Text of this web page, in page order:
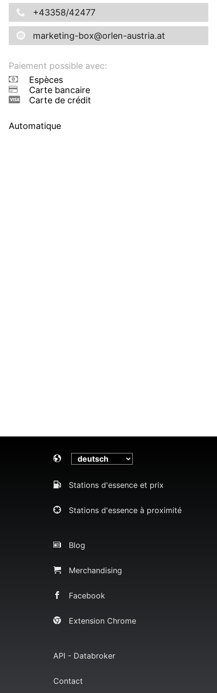
+43358/42477
marketing-box@orlen-austria.at
Paiement possible avec:
Espèces
Carte bancaire
Carte de crédit
Automatique
Stations d'essence et prix
Stations d'essence à proximité
Blog
Merchandising
Facebook
Extension Chrome
API - Databroker
Contact